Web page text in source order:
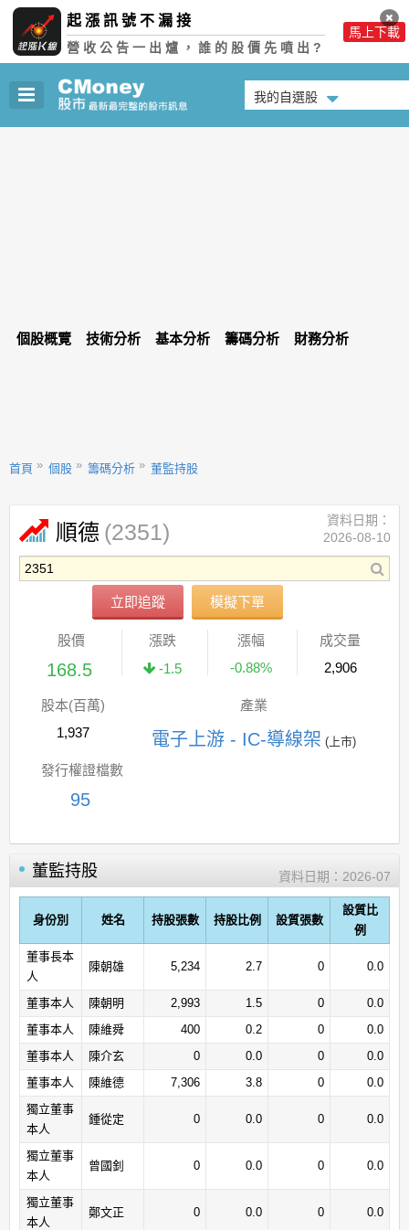
起漲訊號不漏接
營收公告一出爐，誰的股價先噴出?
馬上下載
我的自選股
個股概覽 技術分析 基本分析 籌碼分析 財務分析
首頁 個股 籌碼分析 董監持股
順德 (2351)
立即追蹤 模擬下單
資料日期：
2026-08-10
股價
168.5
漲跌
-1.5
漲幅
-0.88%
成交量
2,906
股本(百萬)
1,937
產業
電子上游 - IC-導線架 (上市)
發行權證檔數
95
董監持股 資料日期： 2026-07
身份別 姓名 持股張數 持股比例 設質張數
設質比
例
董事長本
人
陳朝雄 5,234 2.7 0 0.0
董事本人 陳朝明 2,993 1.5 0
0.0
董事本人
陳維舜 400 0.2 0
0.0
董事本人
陳介玄 0 0.0 0
0.0
董事本人
陳維德 7,306 3.8 0
0.0
獨立董事
本人
鍾從定 0 0.0 0 0.0
獨立董事
本人
曾國釗 0 0.0 0 0.0
獨立董事
本人
鄭文正 0 0.0 0 0.0